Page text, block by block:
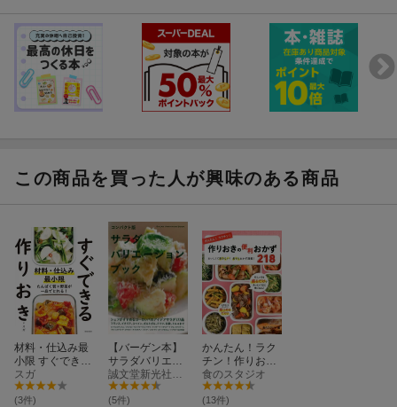
この商品を買った人が興味のある商品
材料・仕込み最
小限 すぐできる
作りおき
スガ
(3件)
【バーゲン本】
サラダバリエー
ションブック
コンパクト版
誠文堂新光社 編
(5件)
かんたん！ラク
チン！作りおき
の便利おかず21
8
食のスタジオ
(13件)